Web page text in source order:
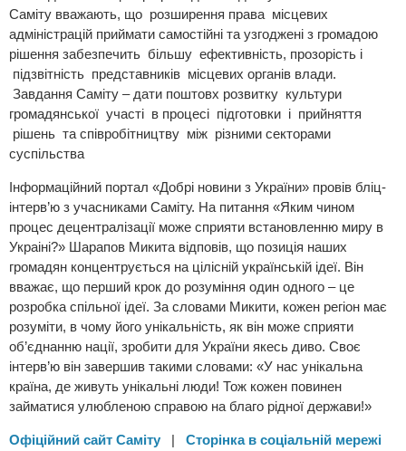
Саміту вважають, що розширення права місцевих
адміністрацій приймати самостійні та узгоджені з громадою
рішення забезпечить більшу ефективність, прозорість і
підзвітність представників місцевих органів влади.
Завдання Саміту – дати поштовх розвитку культури
громадянської участі в процесі підготовки і прийняття
рішень та співробітництву між різними секторами
суспільства
Інформаційний портал «Добрі новини з України» провів бліц-
інтерв’ю з учасниками Саміту. На питання «Яким чином
процес децентралiзацiї може сприяти встановленню миру в
Украiнi?» Шарапов Микита відповів, що позиція наших
громадян концентрується на цілісній українській ідеї. Він
вважає, що перший крок до розуміння один одного – це
розробка спільної ідеї. За словами Микити, кожен регіон має
розуміти, в чому його унікальність, як він може сприяти
об’єднанню нації, зробити для України якесь диво. Своє
інтерв’ю він завершив такими словами: «У нас унікальна
країна, де живуть унікальні люди! Тож кожен повинен
займатися улюбленою справою на благо рідної держави!»
Офіційний сайт Cаміту | Сторінка в соціальній мережі